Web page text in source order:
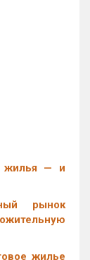
жилья — и
рынок
жилье